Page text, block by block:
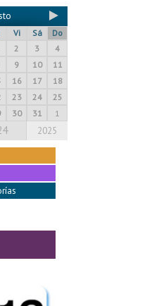
Vi Sá
Do
2 3
4
9 10
11
16 17
18
23 24
25
30 31 1
2025